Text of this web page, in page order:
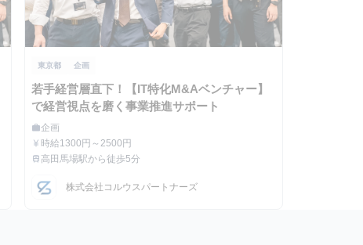
東京都 企画
若手経営層直下！【IT特化M&Aベンチャー】
で経営視点を磨く事業推進サポート
職種
work企画
給与
currency_yen 時給1300円～2500円
最寄駅
train 高田馬場駅から徒歩5分
株式会社コルウスパートナーズ